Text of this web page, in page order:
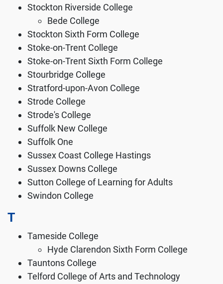
Stockton Riverside College
Bede College
Stockton Sixth Form College
Stoke-on-Trent College
Stoke-on-Trent Sixth Form College
Stourbridge College
Stratford-upon-Avon College
Strode College
Strode's College
Suffolk New College
Suffolk One
Sussex Coast College Hastings
Sussex Downs College
Sutton College of Learning for Adults
Swindon College
T
Tameside College
Hyde Clarendon Sixth Form College
Tauntons College
Telford College of Arts and Technology